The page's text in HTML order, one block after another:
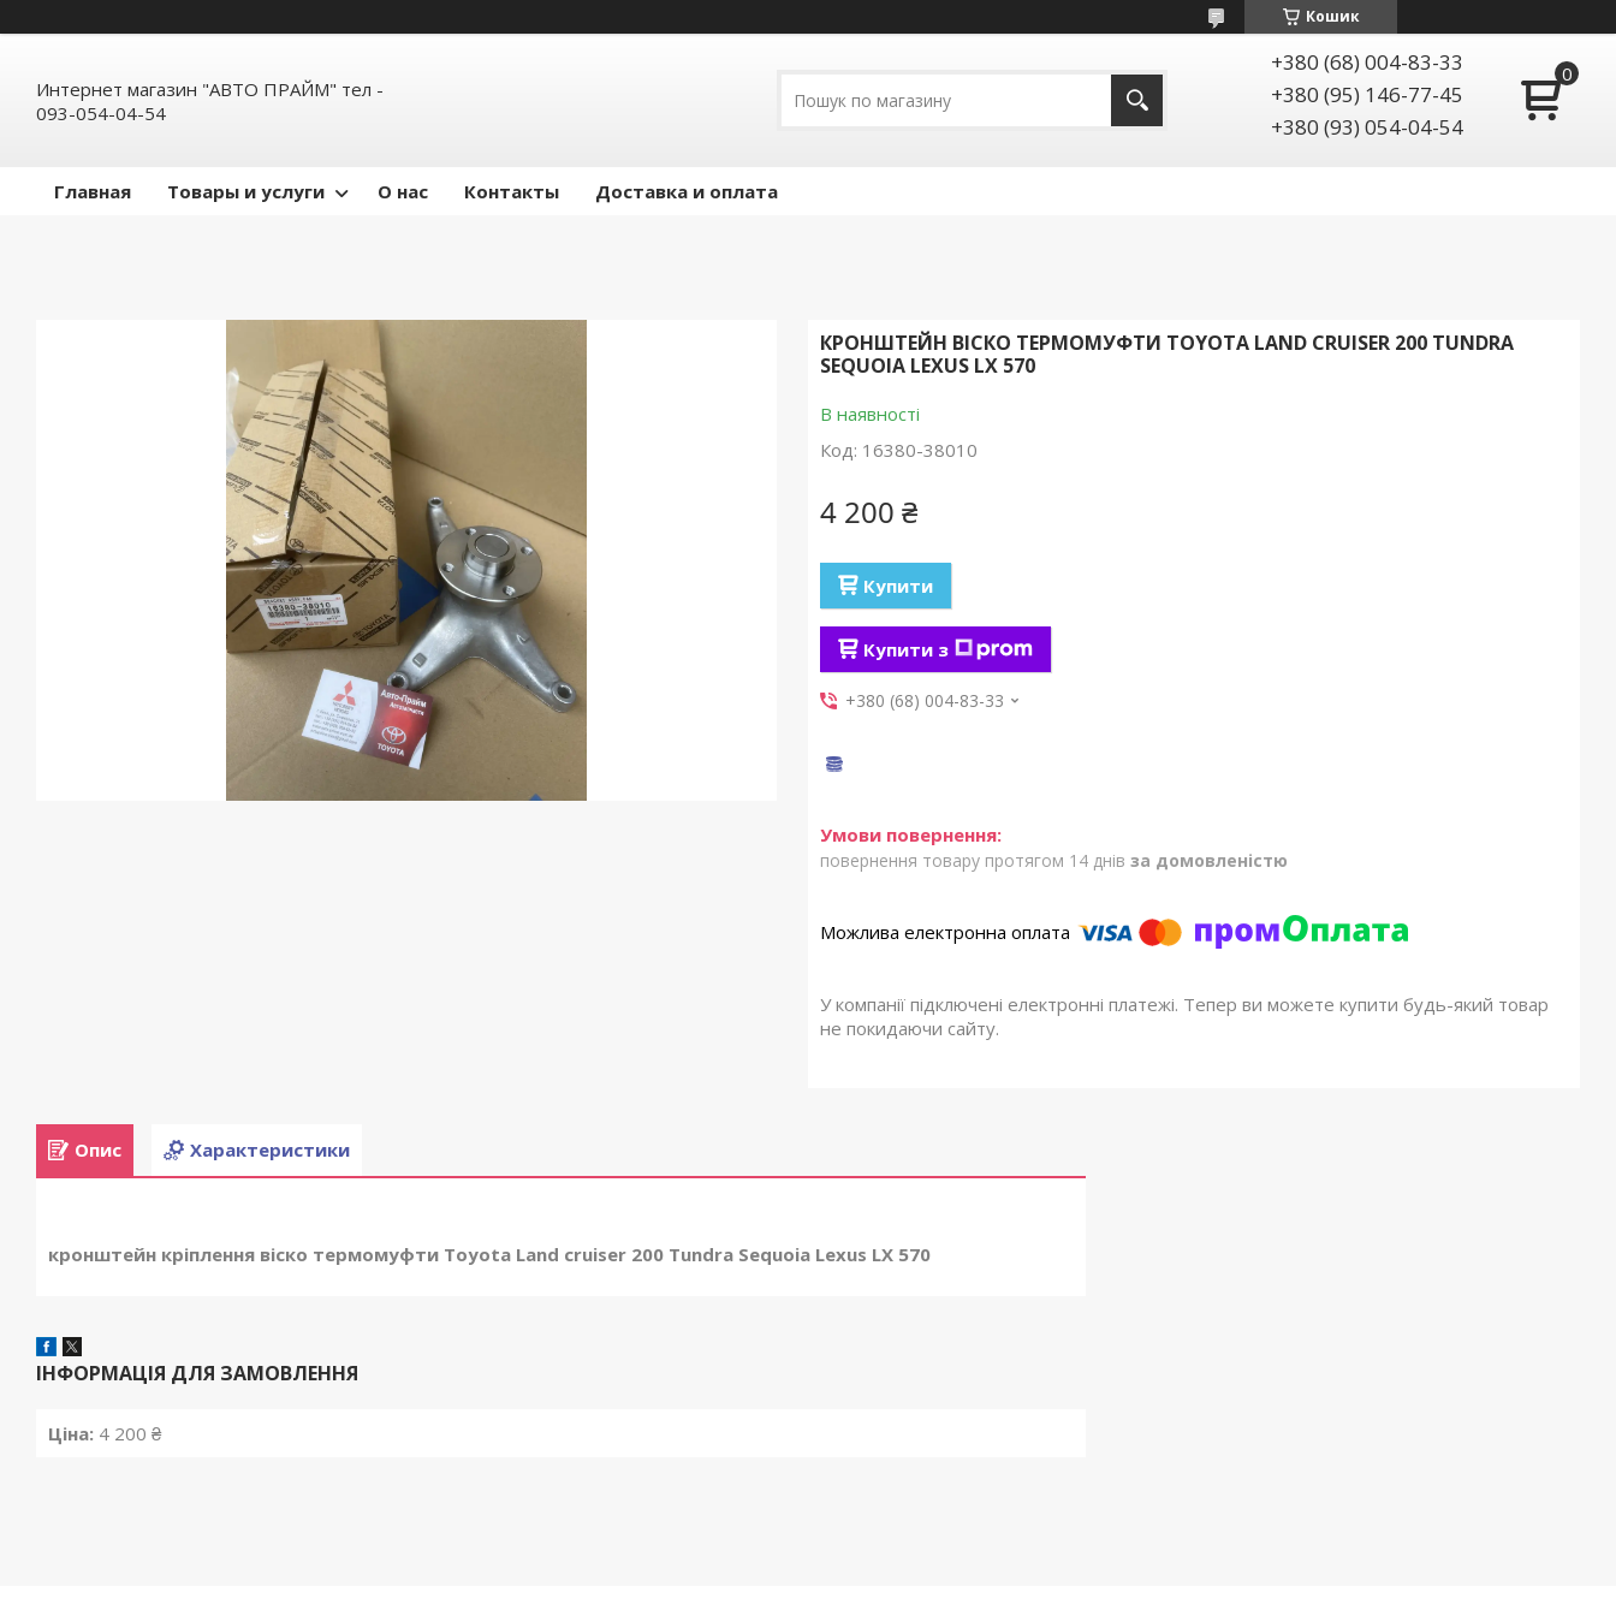
Кошик
Интернет магазин "АВТО ПРАЙМ" тел -
093-054-04-54
+380 (68) 004-83-33
+380 (95) 146-77-45
+380 (93) 054-04-54
Главная Товары и услуги О нас Контакты Доставка и оплата
КРОНШТЕЙН ВІСКО ТЕРМОМУФТИ TOYOTA LAND CRUISER 200 TUNDRA
SEQUOIA LEXUS LX 570
В наявності
Код: 16380-38010
4 200 ₴
Купити
Купити з
+380 (68) 004-83-33
повернення товару протягом 14 днів за домовленістю
У компанії підключені електронні платежі. Тепер ви можете купити будь-який товар
не покидаючи сайту.
Опис Характеристики
кронштейн кріплення віско термомуфти Toyota Land cruiser 200 Tundra Sequoia Lexus LX 570
ІНФОРМАЦІЯ ДЛЯ ЗАМОВЛЕННЯ
Ціна: 4 200 ₴